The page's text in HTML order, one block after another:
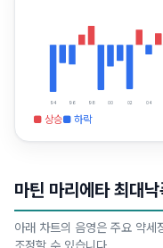
94 96 98 00 02 04
■ 상승■ 하락
마틴 마리에타 최
아래 차트의 음영은 주요 약세